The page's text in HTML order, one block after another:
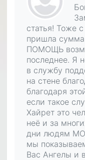
статья! Тоже
пришла сумма
ПОМОЩЬ
последнее. Я
в службу
на стене
благодаря
если такое
Хайрет это
неё и за
дни людям
мы
Вас Ангелы и